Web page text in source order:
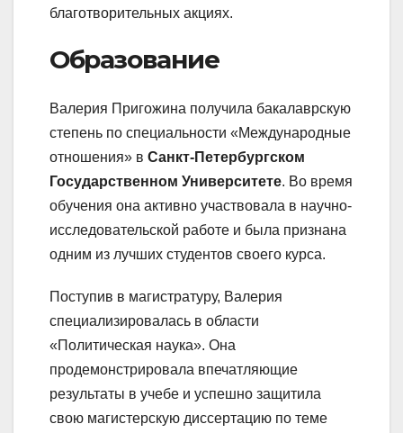
благотворительных акциях.
Образование
Валерия Пригожина получила бакалаврскую
степень по специальности «Международные
отношения» в Санкт-Петербургском
Государственном Университете. Во время
обучения она активно участвовала в научно-
исследовательской работе и была признана
одним из лучших студентов своего курса.
Поступив в магистратуру, Валерия
специализировалась в области
«Политическая наука». Она
продемонстрировала впечатляющие
результаты в учебе и успешно защитила
свою магистерскую диссертацию по теме